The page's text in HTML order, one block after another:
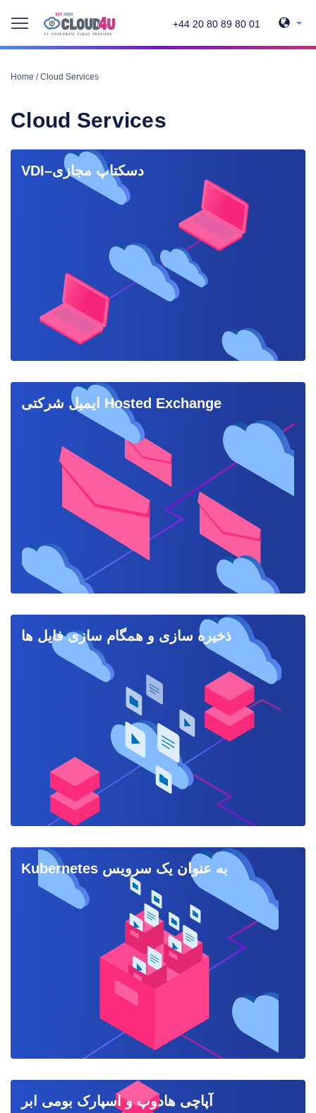
+44 20 80 89 80 01
Home /Cloud Services
Cloud Services
VDI–دسکتاپ مجازی
ایمیل شرکتی Hosted Exchange
ذخیره سازی و همگام سازی فایل ها
Kubernetes به عنوان یک سرویس
آپاچی هادوپ و اسپارک بومی ابر